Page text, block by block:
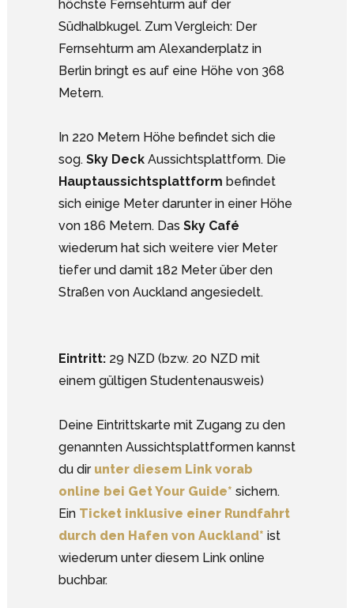
höchste Fernsehturm auf der
Südhalbkugel. Zum Vergleich: Der
Fernsehturm am Alexanderplatz in
Berlin bringt es auf eine Höhe von 368
Metern.
In 220 Metern Höhe befindet sich die
sog. Sky Deck Aussichtsplattform. Die
Hauptaussichtsplattform befindet
sich einige Meter darunter in einer Höhe
von 186 Metern. Das Sky Café
wiederum hat sich weitere vier Meter
tiefer und damit 182 Meter über den
Straßen von Auckland angesiedelt.
Eintritt: 29 NZD (bzw. 20 NZD mit
einem gültigen Studentenausweis)
Deine Eintrittskarte mit Zugang zu den
genannten Aussichtsplattformen kannst
du dir unter diesem Link vorab
online bei Get Your Guide* sichern.
Ein Ticket inklusive einer Rundfahrt
durch den Hafen von Auckland* ist
wiederum unter diesem Link online
buchbar.